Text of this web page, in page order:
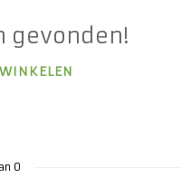
gevonden!
0